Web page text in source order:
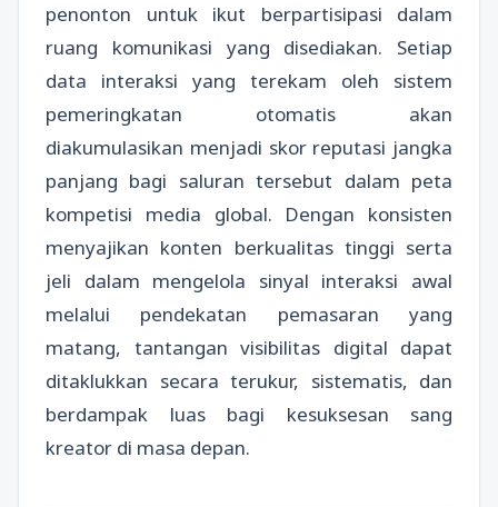
penonton untuk ikut berpartisipasi dalam
ruang komunikasi yang disediakan. Setiap
data interaksi yang terekam oleh sistem
pemeringkatan otomatis akan
diakumulasikan menjadi skor reputasi jangka
panjang bagi saluran tersebut dalam peta
kompetisi media global. Dengan konsisten
menyajikan konten berkualitas tinggi serta
jeli dalam mengelola sinyal interaksi awal
melalui pendekatan pemasaran yang
matang, tantangan visibilitas digital dapat
ditaklukkan secara terukur, sistematis, dan
berdampak luas bagi kesuksesan sang
kreator di masa depan.